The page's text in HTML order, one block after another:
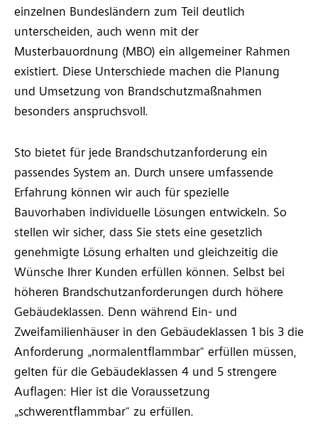
einzelnen Bundesländern zum Teil deutlich
unterscheiden, auch wenn mit der
Musterbauordnung (MBO) ein allgemeiner Rahmen
existiert. Diese Unterschiede machen die Planung
und Umsetzung von Brandschutzmaßnahmen
besonders anspruchsvoll.
Sto bietet für jede Brandschutzanforderung ein
passendes System an. Durch unsere umfassende
Erfahrung können wir auch für spezielle
Bauvorhaben individuelle Lösungen entwickeln. So
stellen wir sicher, dass Sie stets eine gesetzlich
genehmigte Lösung erhalten und gleichzeitig die
Wünsche Ihrer Kunden erfüllen können. Selbst bei
höheren Brandschutzanforderungen durch höhere
Gebäudeklassen. Denn während Ein- und
Zweifamilienhäuser in den Gebäudeklassen 1 bis 3 die
Anforderung „normalentflammbar“ erfüllen müssen,
gelten für die Gebäudeklassen 4 und 5 strengere
Auflagen: Hier ist die Voraussetzung
„schwerentflammbar“ zu erfüllen.